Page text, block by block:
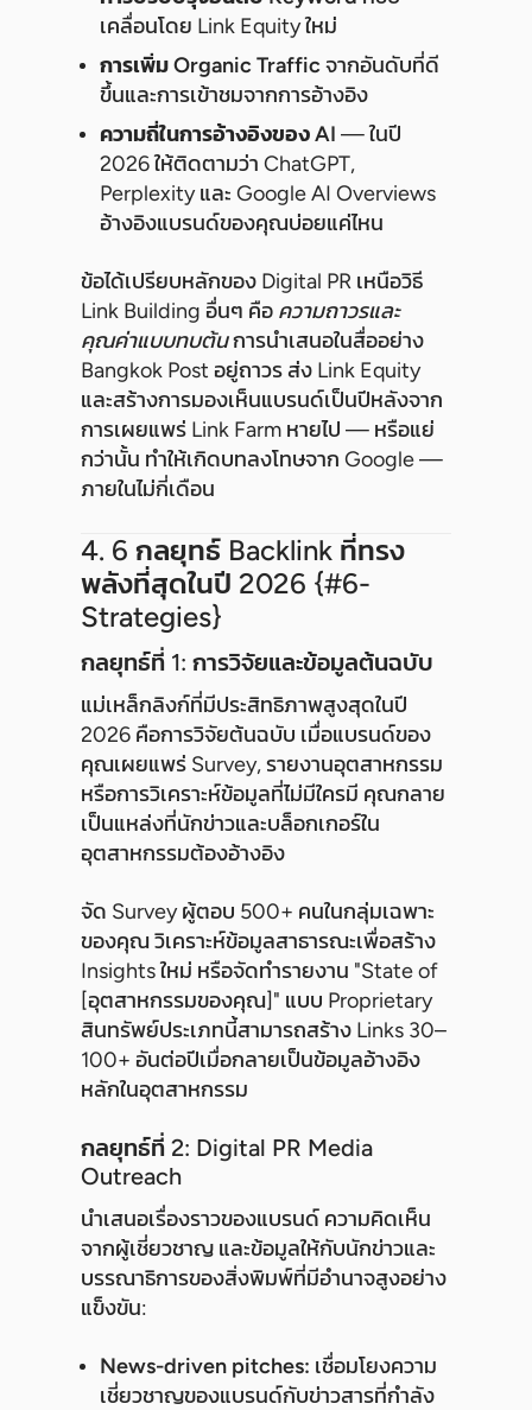
เคลื่อนโดย Link Equity ใหม่
การเพิ่ม Organic Traffic จากอันดับที่ดี
ขึ้นและการเข้าชมจากการอ้างอิง
ความถี่ในการอ้างอิงของ AI — ในปี
2026 ให้ติดตามว่า ChatGPT,
Perplexity และ Google AI Overviews
อ้างอิงแบรนด์ของคุณบ่อยแค่ไหน
ข้อได้เปรียบหลักของ Digital PR เหนือวิธี
Link Building อื่นๆ คือ ความถาวรและ
คุณค่าแบบทบต้นการนำเสนอในสื่ออย่าง
Bangkok Post อยู่ถาวร ส่ง Link Equity
และสร้างการมองเห็นแบรนด์เป็นปีหลังจาก
การเผยแพร่ Link Farm หายไป — หรือแย่
กว่านั้น ทำให้เกิดบทลงโทษจาก Google —
ภายในไม่กี่เดือน
4. 6 กลยุทธ์ Backlink ที่ทรง
พลังที่สุดในปี 2026 {#6-
Strategies}
กลยุทธ์ที่ 1: การวิจัยและข้อมูลต้นฉบับ
แม่เหล็กลิงก์ที่มีประสิทธิภาพสูงสุดในปี
2026 คือการวิจัยต้นฉบับ เมื่อแบรนด์ของ
คุณเผยแพร่ Survey, รายงานอุตสาหกรรม
หรือการวิเคราะห์ข้อมูลที่ไม่มีใครมี คุณกลาย
เป็นแหล่งที่นักข่าวและบล็อกเกอร์ใน
อุตสาหกรรมต้องอ้างอิง
จัด Survey ผู้ตอบ 500+ คนในกลุ่มเฉพาะ
ของคุณ วิเคราะห์ข้อมูลสาธารณะเพื่อสร้าง
Insights ใหม่ หรือจัดทำรายงาน "State of
[อุตสาหกรรมของคุณ]" แบบ Proprietary
สินทรัพย์ประเภทนี้สามารถสร้าง Links 30–
100+ อันต่อปีเมื่อกลายเป็นข้อมูลอ้างอิง
หลักในอุตสาหกรรม
กลยุทธ์ที่ 2: Digital PR Media
Outreach
นำเสนอเรื่องราวของแบรนด์ ความคิดเห็น
จากผู้เชี่ยวชาญ และข้อมูลให้กับนักข่าวและ
บรรณาธิการของสิ่งพิมพ์ที่มีอำนาจสูงอย่าง
แข็งขัน:
News-driven pitches: เชื่อมโยงความ
เชี่ยวชาญของแบรนด์กับข่าวสารที่กำลัง